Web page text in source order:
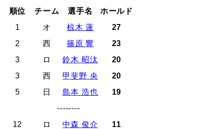
順位
チーム 選手名
ホールド
1
オ 椋木 蓮
27
2
西 篠原 響
23
3
ロ 鈴木 昭汰
20
3
西 甲斐野 央
20
5
日 島本 浩也
19
--------
12
ロ 中森 俊介
11